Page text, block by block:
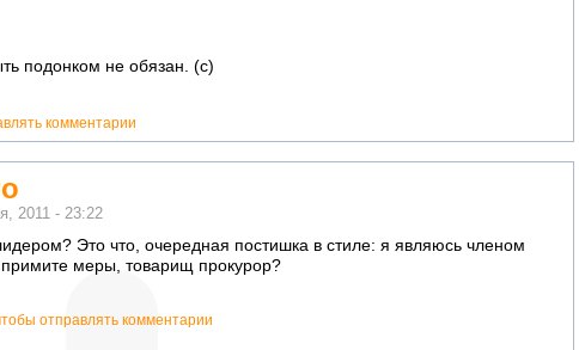
подонком не обязан. (с)
комментарии
2011 - 23:22
Это что, очередная постишка в стиле: я являюсь членом
меры, товарищ прокурор?
отправлять комментарии